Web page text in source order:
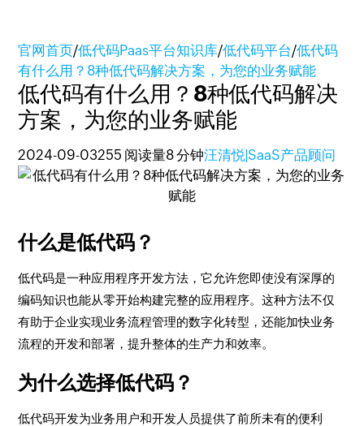
官网首页/低代码Paas平台知识库/低代码平台/低代码
有什么用？8种低代码解决方案，为您的业务赋能
低代码有什么用？8种低代码解决
方案，为您的业务赋能
2024-09-03255 阅读量8 分钟汪清悦|SaaS产品顾问
什么是低代码？
低代码是一种应用程序开发方法，它允许您即使没有深厚的
编码知识也能从零开始构建完整的应用程序。这种方法不仅
有助于企业实现业务流程管理的数字化转型，还能加快业务
流程的开发和部署，提升整体的生产力和效率。
为什么选择低代码？
低代码开发为业务用户和开发人员提供了前所未有的便利